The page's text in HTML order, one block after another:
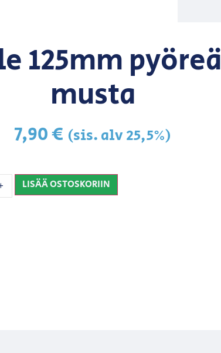
125mm pyöreä
musta
7,90€ (sis. alv 25,5%)
LISÄÄ OSTOSKORIIN